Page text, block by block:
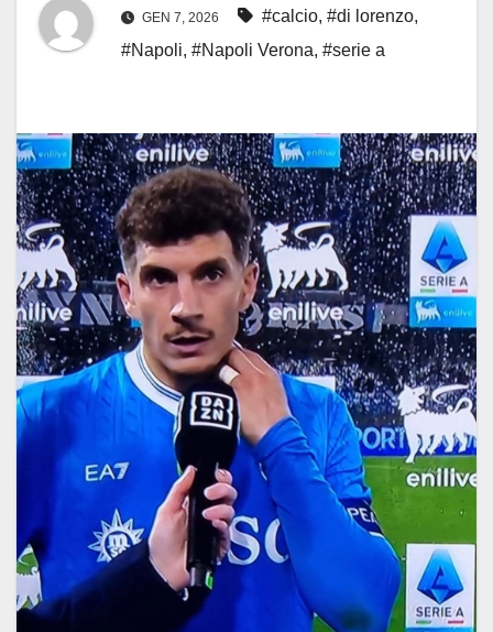
GEN 7, 2026 #calcio, #di lorenzo,
#Napoli, #Napoli Verona, #serie a